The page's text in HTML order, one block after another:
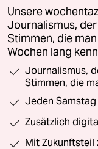
Unsere
Journalismus,
Stimmen, die
Wochen lang
Journalismus,
Stimmen, die
Jeden
Zusätzlich
Mit Zukunftsteil